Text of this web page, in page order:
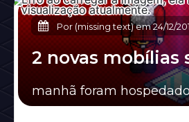
Por (missing text) em24/12/
2 novas mobílias
Hoje no
manhã foram
para uso de Staffs e